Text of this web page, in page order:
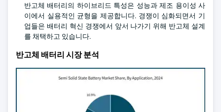
반고체 배터리의 하이브리드 특성은 성능과 제조 용이성 사
이에서 실용적인 균형을 제공합니다. 경쟁이 심화되면서 기
업들은 배터리 혁신 경쟁에서 앞서 나가기 위해 반고체 설계
를 채택하고 있습니다.
반고체 배터리 시장 분석